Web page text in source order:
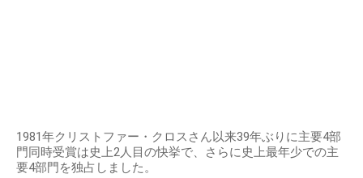
1981年クリストファー・クロスさん以来39年ぶりに主要4部
門同時受賞は史上2人目の快挙で、さらに史上最年少での主
要4部門を独占しました。